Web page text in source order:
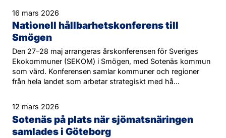
16 mars 2026
Nationell hållbarhetskonferens till
Smögen
Den 27–28 maj arrangeras årskonferensen för Sveriges
Ekokommuner (SEKOM) i Smögen, med Sotenäs kommun
som värd. Konferensen samlar kommuner och regioner
från hela landet som arbetar strategiskt med hå...
12 mars 2026
Sotenäs på plats när sjömatsnäringen
samlades i Göteborg